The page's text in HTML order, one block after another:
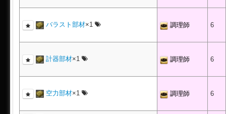
バラスト部材×1 調理師 6
計器部材×1 調理師 6
空力部材×1 調理師 6